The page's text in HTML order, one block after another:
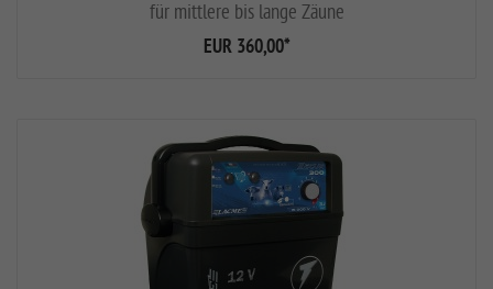
für mittlere bis lange Zäune
EUR 360,00*